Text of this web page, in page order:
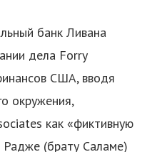
банк Ливана
дела Forry
США, вводя
окружения,
как «фиктивную
(брату Саламе)